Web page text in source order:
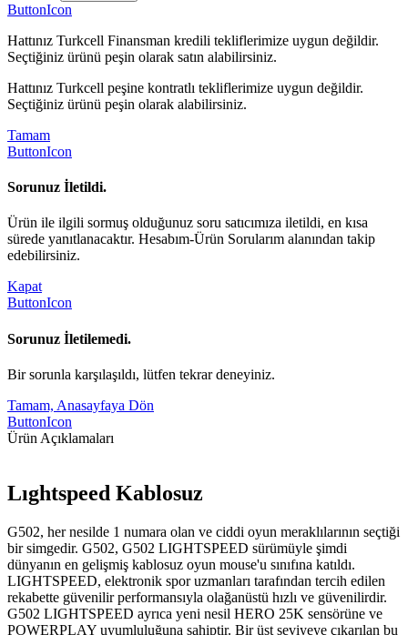
ButtonIcon
Hattınız Turkcell Finansman kredili tekliflerimize uygun değildir.
Seçtiğiniz ürünü peşin olarak satın alabilirsiniz.
Hattınız Turkcell peşine kontratlı tekliflerimize uygun değildir.
Seçtiğiniz ürünü peşin olarak alabilirsiniz.
Tamam
ButtonIcon
Sorunuz İletildi.
Ürün ile ilgili sormuş olduğunuz soru satıcımıza iletildi, en kısa
sürede yanıtlanacaktır. Hesabım-Ürün Sorularım alanından takip
edebilirsiniz.
Kapat
ButtonIcon
Sorunuz İletilemedi.
Bir sorunla karşılaşıldı, lütfen tekrar deneyiniz.
Tamam, Anasayfaya Dön
ButtonIcon
Ürün Açıklamaları
Lıghtspeed Kablosuz
G502, her nesilde 1 numara olan ve ciddi oyun meraklılarının seçtiği
bir simgedir. G502, G502 LIGHTSPEED sürümüyle şimdi
dünyanın en gelişmiş kablosuz oyun mouse'u sınıfına katıldı.
LIGHTSPEED, elektronik spor uzmanları tarafından tercih edilen
rekabette güvenilir performansıyla olağanüstü hızlı ve güvenilirdir.
G502 LIGHTSPEED ayrıca yeni nesil HERO 25K sensörüne ve
POWERPLAY uyumluluğuna sahiptir. Bir üst seviyeye çıkarılan bu